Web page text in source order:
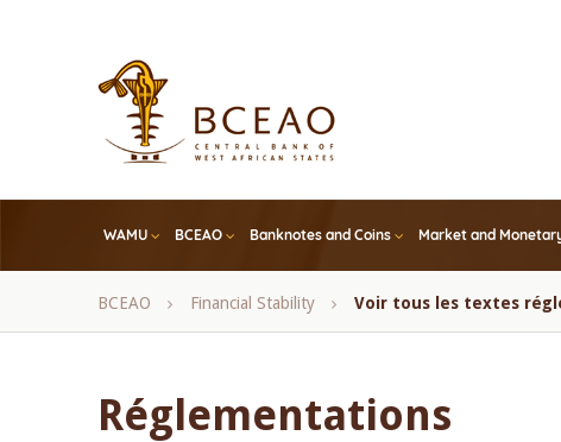
WAMU BCEAO Banknotes and Coins Market and
Breadcrumb
BCEAO Financial Stability Voir tous les textes
Réglementations